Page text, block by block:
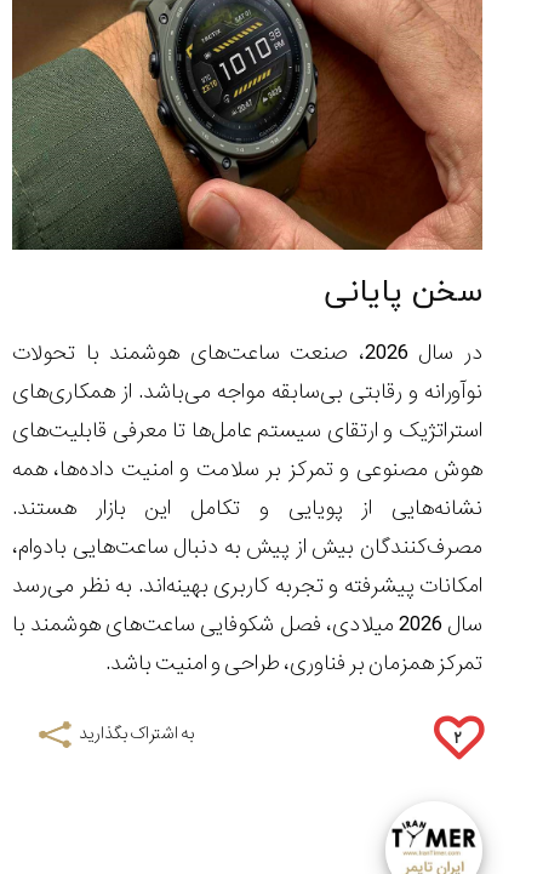
سخن پایانی
در سال 2026، صنعت ساعت‌های هوشمند با تحولات
نوآورانه و رقابتی بی‌سابقه مواجه می‌باشد. از همکاری‌های
استراتژیک و ارتقای سیستم ‌عامل‌ها تا معرفی قابلیت‌های
هوش مصنوعی و تمرکز بر سلامت و امنیت داده‌ها، همه
نشانه‌هایی از پویایی و تکامل این بازار هستند.
مصرف‌کنندگان بیش از پیش به دنبال ساعت‌هایی بادوام،
امکانات پیشرفته و تجربه کاربری بهینه‌اند. به نظر می‌رسد
سال 2026 میلادی، فصل شکوفایی ساعت‌های هوشمند با
تمرکز همزمان بر فناوری، طراحی و امنیت باشد.
۲ به اشتراک بگذارید